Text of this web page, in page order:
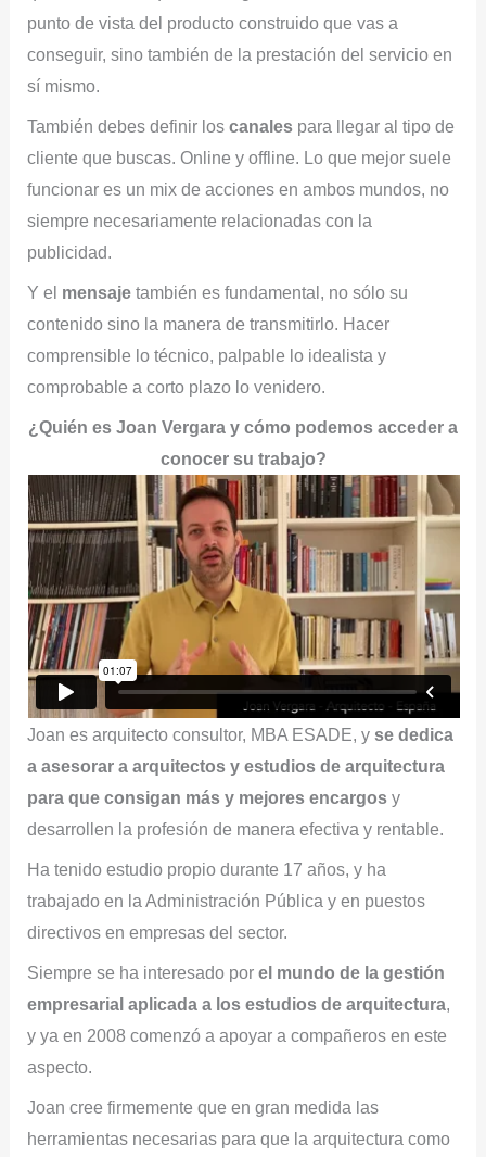
punto de vista del producto construido que vas a
conseguir, sino también de la prestación del servicio en
sí mismo.
También debes definir los canalespara llegar al tipo de
cliente que buscas. Online y offline. Lo que mejor suele
funcionar es un mix de acciones en ambos mundos, no
siempre necesariamente relacionadas con la
publicidad.
Y el mensajetambién es fundamental, no sólo su
contenido sino la manera de transmitirlo. Hacer
comprensible lo técnico, palpable lo idealista y
comprobable a corto plazo lo venidero.
¿Quién es Joan Vergara y cómo podemos acceder a
conocer su trabajo?
Joan es arquitecto consultor, MBA ESADE, y se dedica
a asesorar a arquitectos y estudios de arquitectura
para que consigan más y mejores encargosy
desarrollen la profesión de manera efectiva y rentable.
Ha tenido estudio propio durante 17 años, y ha
trabajado en la Administración Pública y en puestos
directivos en empresas del sector.
Siempre se ha interesado por el mundo de la gestión
empresarial aplicada a los estudios de arquitectura,
y ya en 2008 comenzó a apoyar a compañeros en este
aspecto.
Joan cree firmemente que en gran medida las
herramientas necesarias para que la arquitectura como